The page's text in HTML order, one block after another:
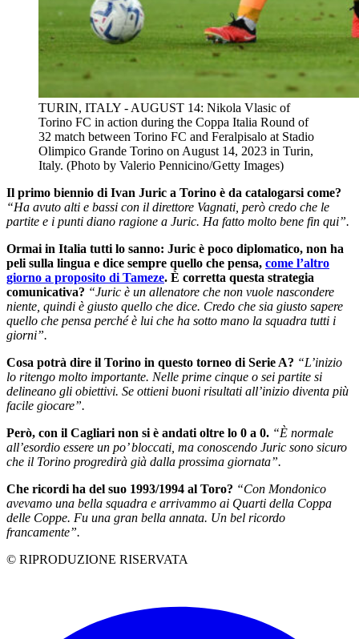
TURIN, ITALY - AUGUST 14: Nikola Vlasic of
Torino FC in action during the Coppa Italia Round of
32 match between Torino FC and Feralpisalo at Stadio
Olimpico Grande Torino on August 14, 2023 in Turin,
Italy. (Photo by Valerio Pennicino/Getty Images)
Il primo biennio di Ivan Juric a Torino è da catalogarsi come?
“Ha avuto alti e bassi con il direttore Vagnati, però credo che le
partite e i punti diano ragione a Juric. Ha fatto molto bene fin qui”.
Ormai in Italia tutti lo sanno: Juric è poco diplomatico, non ha
peli sulla lingua e dice sempre quello che pensa, come l’altro
giorno a proposito di Tameze. È corretta questa strategia
comunicativa? “Juric è un allenatore che non vuole nascondere
niente, quindi è giusto quello che dice. Credo che sia giusto sapere
quello che pensa perché è lui che ha sotto mano la squadra tutti i
giorni”.
Cosa potrà dire il Torino in questo torneo di Serie A? “L’inizio
lo ritengo molto importante. Nelle prime cinque o sei partite si
delineano gli obiettivi. Se ottieni buoni risultati all’inizio diventa più
facile giocare”.
Però, con il Cagliari non si è andati oltre lo 0 a 0. “È normale
all’esordio essere un po’ bloccati, ma conoscendo Juric sono sicuro
che il Torino progredirà già dalla prossima giornata”.
Che ricordi ha del suo 1993/1994 al Toro? “Con Mondonico
avevamo una bella squadra e arrivammo ai Quarti della Coppa
delle Coppe. Fu una gran bella annata. Un bel ricordo
francamente”.
© RIPRODUZIONE RISERVATA